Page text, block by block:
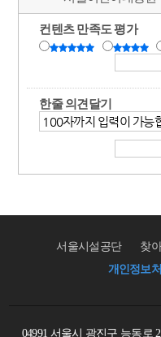
컨텐츠 만족도 평가
한줄 의견달기
서울시설공단 찾
개인정보
04991 서울시 광진구 능동로